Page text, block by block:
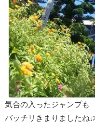
気合の入ったジャンプも
バッチリきまりましたね♫